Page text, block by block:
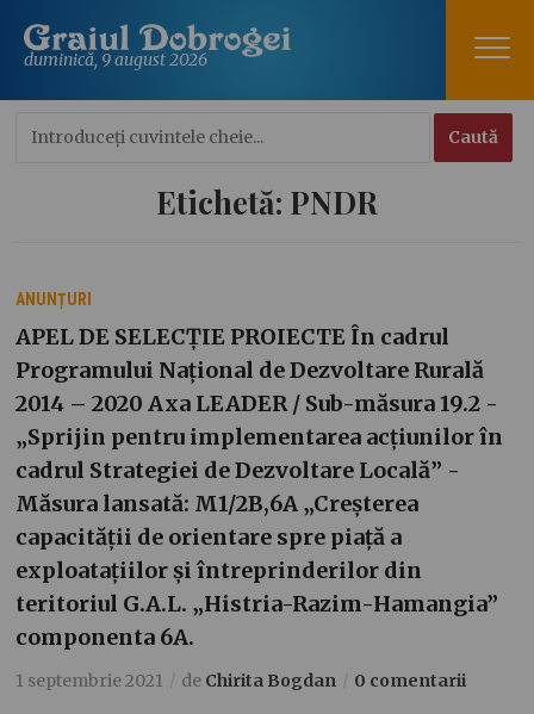
duminică, 9 august 2026
Etichetă: PNDR
ANUNȚURI
APEL DE SELECȚIE PROIECTE În cadrul
Programului Național de Dezvoltare Rurală
2014 – 2020 Axa LEADER / Sub-măsura 19.2 -
„Sprijin pentru implementarea acțiunilor în
cadrul Strategiei de Dezvoltare Locală” -
Măsura lansată: M1/2B,6A „Creșterea
capacității de orientare spre piață a
exploatațiilor și întreprinderilor din
teritoriul G.A.L. „Histria-Razim-Hamangia”
componenta 6A.
1 septembrie 2021 de Chirita Bogdan 0 comentarii